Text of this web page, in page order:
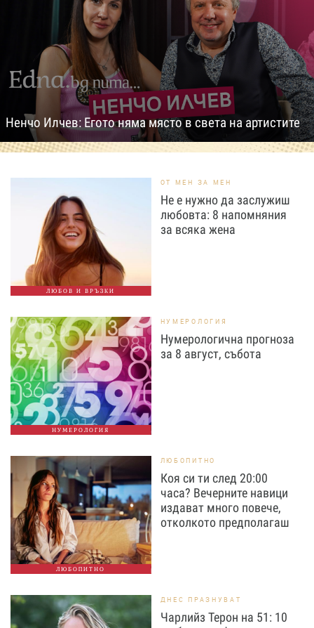
Ненчо Илчев: Егото няма място в света на артистите
ЛЮБОВ И ВРЪЗКИ
ОТ МЕН ЗА МЕН
Не е нужно да заслужиш
любовта: 8 напомняния
за всяка жена
НУМЕРОЛОГИЯ
НУМЕРОЛОГИЯ
Нумерологична прогноза
за 8 август, събота
ЛЮБОПИТНО
ЛЮБОПИТНО
Коя си ти след 20:00
часа? Вечерните навици
издават много повече,
отколкото предполагаш
ДНЕС ПРАЗНУВАТ
Чарлийз Терон на 51: 10